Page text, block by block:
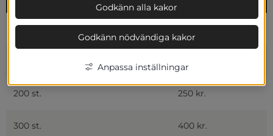
30 st. 60 kr.
200 st. 250 kr.
300 st. 400 kr.
Godkänn alla kakor
Godkänn nödvändiga kakor
Anpassa inställningar